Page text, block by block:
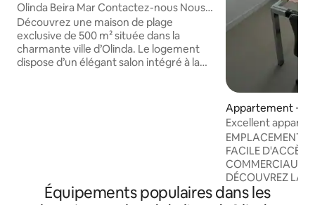
Olinda Beira Mar Contactez-nous Nous
envoyons une offre
Découvrez une maison de plage
exclusive de 500 m² située dans la
charmante ville d’Olinda. Le logement
dispose d’un élégant salon intégré à la
de soirée. Veuillez indiquer le nombre
exact de voyageurs lorsque vous en
Appartement ⋅
Excellent
EMPLACEMENT
FACILE D'ACCÈS
COMMERCIAUX,
DÉCOUVREZ LA
ZONE SUD ET
Équipements populaires dans les